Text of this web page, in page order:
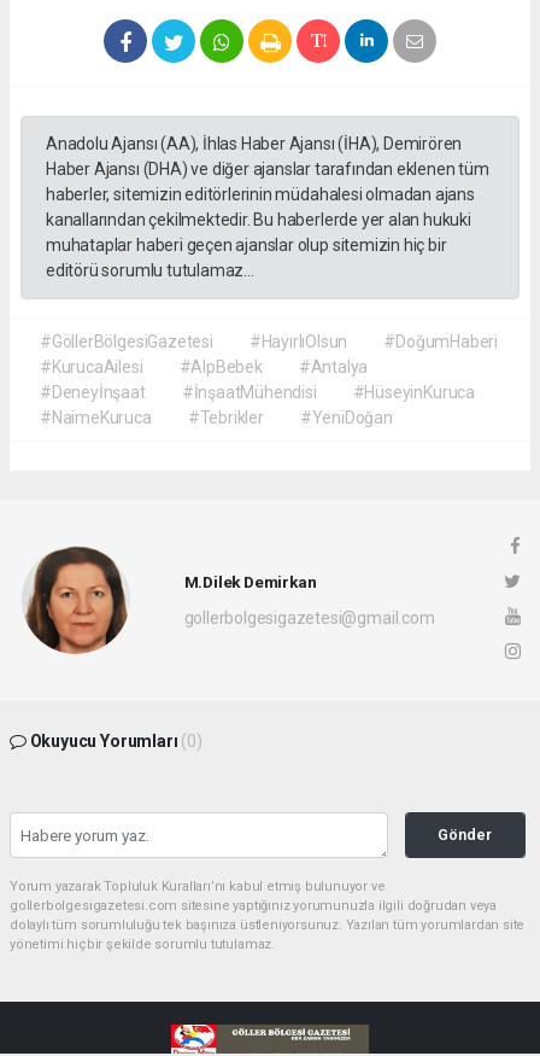
Anadolu Ajansı (AA), İhlas Haber Ajansı (İHA), Demirören
Haber Ajansı (DHA) ve diğer ajanslar tarafından eklenen tüm
haberler, sitemizin editörlerinin müdahalesi olmadan ajans
kanallarından çekilmektedir. Bu haberlerde yer alan hukuki
muhataplar haberi geçen ajanslar olup sitemizin hiç bir
editörü sorumlu tutulamaz...
#GöllerBölgesiGazetesi #HayırlıOlsun
#DoğumHaberi
#KurucaAilesi
#AlpBebek
#Antalya
#Deneyİnşaat
#İnşaatMühendisi
#HüseyinKuruca
#NaimeKuruca
#Tebrikler #YeniDoğan
M.Dilek Demirkan
gollerbolgesigazetesi@gmail.com
Okuyucu Yorumları (0)
Gönder
Yorum yazarak Topluluk Kuralları’nı kabul etmiş bulunuyor ve
gollerbolgesigazetesi.com sitesine yaptığınız yorumunuzla ilgili doğrudan veya
dolaylı tüm sorumluluğu tek başınıza üstleniyorsunuz. Yazılan tüm yorumlardan site
yönetimi hiçbir şekilde sorumlu tutulamaz.